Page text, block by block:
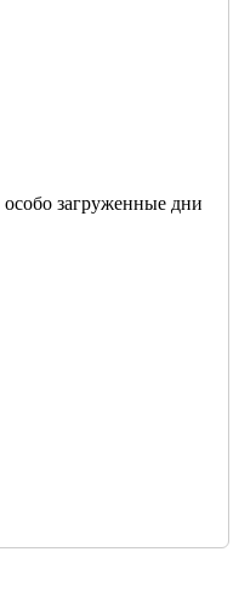
загруженные дни